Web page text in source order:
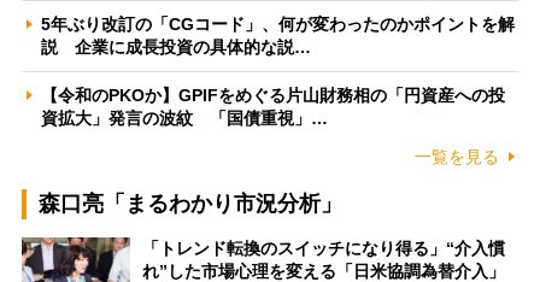
5年ぶり改訂の「CGコード」、何が変わったのかポイントを解
説 企業に成長投資の具体的な説…
【令和のPKOか】GPIFをめぐる片山財務相の「円資産への投
資拡大」発言の波紋 「国債重視」…
一覧を見る
森口亮「まるわかり市況分析」
「トレンド転換のスイッチになり得る」“介入慣
れ”した市場心理を変える「日米協調為替介入」